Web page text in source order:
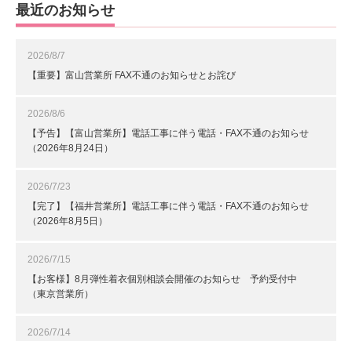
最近のお知らせ
2026/8/7
【重要】富山営業所 FAX不通のお知らせとお詫び
2026/8/6
【予告】【富山営業所】電話工事に伴う電話・FAX不通のお知らせ
（2026年8月24日）
2026/7/23
【完了】【福井営業所】電話工事に伴う電話・FAX不通のお知らせ
（2026年8月5日）
2026/7/15
【お客様】8月弾性着衣個別相談会開催のお知らせ 予約受付中
（東京営業所）
2026/7/14